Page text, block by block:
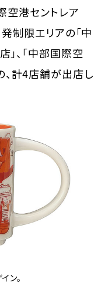
空港セントレア
制限エリアの「中
、「中部国際空
、計4店舗が出店し
ン。